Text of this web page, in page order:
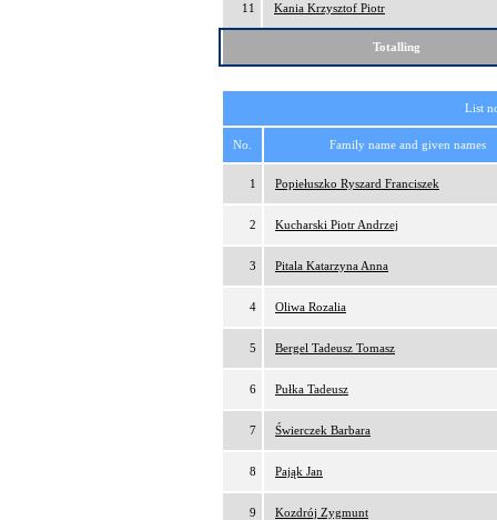
11 Kania Krzysztof Piotr
Totalling
List
No. Family name and given names
1 Popiełuszko Ryszard Franciszek
2 Kucharski Piotr Andrzej
3 Pitala Katarzyna Anna
4 Oliwa Rozalia
5 Bergel Tadeusz Tomasz
6 Pułka Tadeusz
7 Świerczek Barbara
8 Pająk Jan
9 Kozdrój Zygmunt